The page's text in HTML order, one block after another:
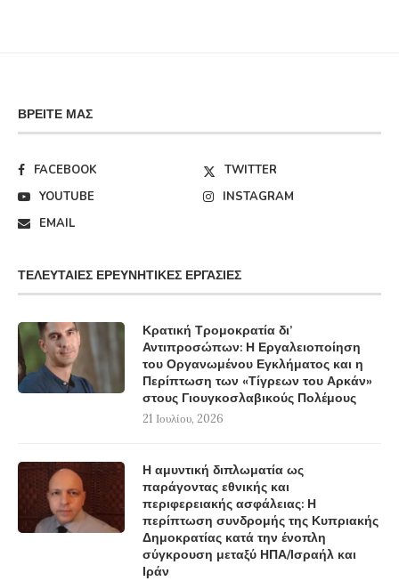
ΒΡΕΊΤΕ ΜΑΣ
FACEBOOK
TWITTER
YOUTUBE
INSTAGRAM
EMAIL
ΤΕΛΕΥΤΑΊΕΣ ΕΡΕΥΝΗΤΙΚΈΣ ΕΡΓΑΣΊΕΣ
Κρατική Τρομοκρατία δι’
Αντιπροσώπων: Η Εργαλειοποίηση
του Οργανωμένου Εγκλήματος και η
Περίπτωση των «Τίγρεων του Αρκάν»
στους Γιουγκοσλαβικούς Πολέμους
21 Ιουλίου, 2026
Η αμυντική διπλωματία ως
παράγοντας εθνικής και
περιφερειακής ασφάλειας: Η
περίπτωση συνδρομής της Κυπριακής
Δημοκρατίας κατά την ένοπλη
σύγκρουση μεταξύ ΗΠΑ/Ισραήλ και
Ιράν